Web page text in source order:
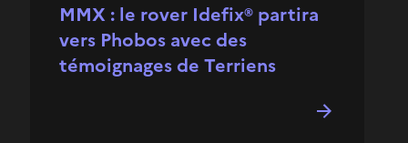
MMX : le rover Idefix® partira
vers Phobos avec des
témoignages de Terriens